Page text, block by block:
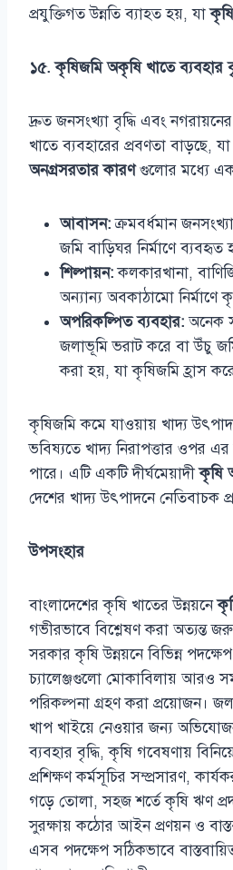
প্রযুক্তিগত উন্নতি ব্যাহত হয়, যা
১৫. কৃষিজমি অকৃষি খাতে ব্যবহার
দ্রুত জনসংখ্যা বৃদ্ধি এবং
খাতে ব্যবহারের প্রবণতা বাড়ছে,
অনগ্রসরতার কারণগুলোর মধ্যে
আবাসন:ক্রমবর্ধমান
জমি বাড়িঘর নির্মাণে ব্যবহৃত
শিল্পায়ন:কলকারখানা,
অন্যান্য অবকাঠামো নির্মাণে
অপরিকল্পিত ব্যবহার:অনেক
জলাভূমি ভরাট করে বা উঁচু
করা হয়, যা কৃষিজমি হ্রাস
কৃষিজমি কমে যাওয়ায় খাদ্য
ভবিষ্যতে খাদ্য নিরাপত্তার ওপর
পারে। এটি একটি দীর্ঘমেয়াদীকৃষি
দেশের খাদ্য উৎপাদনে নেতিবাচক
উপসংহার
বাংলাদেশের কৃষি খাতের উন্নয়নে
গভীরভাবে বিশ্লেষণ করা অত্যন্ত
সরকার কৃষি উন্নয়নে বিভিন্ন
চ্যালেঞ্জগুলো মোকাবিলায় আরও
পরিকল্পনা গ্রহণ করা প্রয়োজন।
খাপ খাইয়ে নেওয়ার জন্য
ব্যবহার বৃদ্ধি, কৃষি গবেষণায়
প্রশিক্ষণ কর্মসূচির সম্প্রসারণ,
গড়ে তোলা, সহজ শর্তে কৃষি ঋণ
সুরক্ষায় কঠোর আইন প্রণয়ন ও
এসব পদক্ষেপ সঠিকভাবে